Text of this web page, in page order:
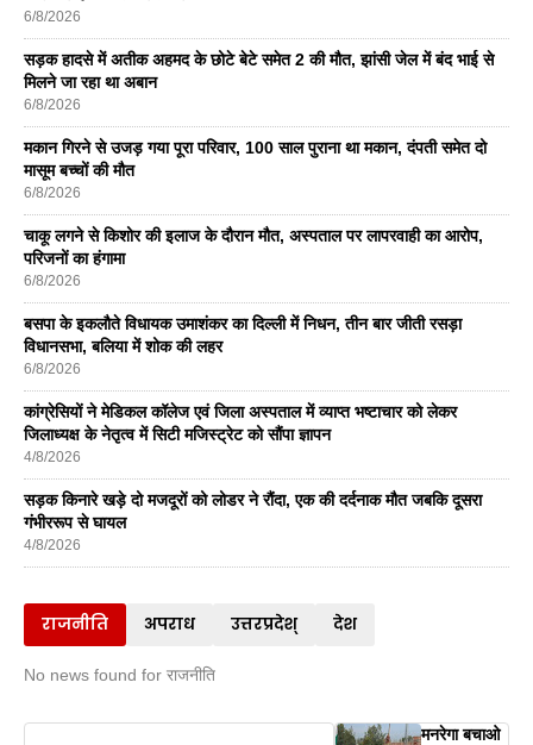
6/8/2026
सड़क हादसे में अतीक अहमद के छोटे बेटे समेत 2 की मौत, झांसी जेल में बंद भाई से
मिलने जा रहा था अबान
6/8/2026
मकान गिरने से उजड़ गया पूरा परिवार, 100 साल पुराना था मकान, दंपती समेत दो
मासूम बच्चों की मौत
6/8/2026
चाकू लगने से किशोर की इलाज के दौरान मौत, अस्पताल पर लापरवाही का आरोप,
परिजनों का हंगामा
6/8/2026
बसपा के इकलाैते विधायक उमाशंकर का दिल्ली में निधन, तीन बार जीती रसड़ा
विधानसभा, बलिया में शोक की लहर
6/8/2026
कांग्रेसियों ने मेडिकल कॉलेज एवं जिला अस्पताल में व्याप्त भष्टाचार को लेकर
जिलाध्यक्ष के नेतृत्व में सिटी मजिस्ट्रेट को सौंपा ज्ञापन
4/8/2026
सड़क किनारे खड़े दो मजदूरों को लोडर ने रौंदा, एक की दर्दनाक मौत जबकि दूसरा
गंभीररूप से घायल
4/8/2026
राजनीति अपराध उत्तरप्रदेश् देश
No news found for राजनीति
मनरेगा बचाओ